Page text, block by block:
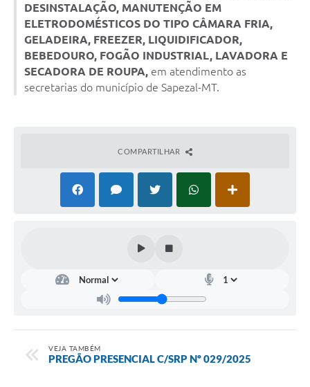
DESINSTALAÇÃO, MANUTENÇÃO EM
ELETRODOMÉSTICOS DO TIPO CÂMARA FRIA,
GELADEIRA, FREEZER, LIQUIDIFICADOR,
BEBEDOURO, FOGÃO INDUSTRIAL, LAVADORA E
SECADORA DE ROUPA, em atendimento as
secretarias do município de Sapezal-MT.
COMPARTILHAR
VEJA TAMBÉM
PREGÃO PRESENCIAL C/SRP Nº 029/2025